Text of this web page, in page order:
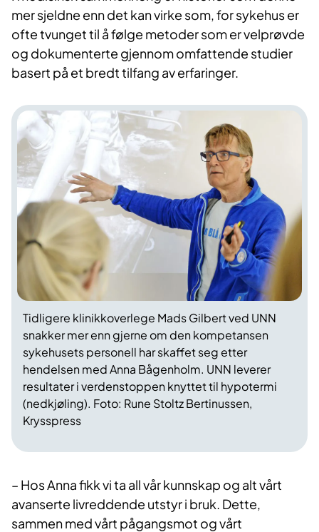
mer sjeldne enn det kan virke som, for sykehus er
ofte tvunget til å følge metoder som er velprøvde
og dokumenterte gjennom omfattende studier
basert på et bredt tilfang av erfaringer.
Tidligere klinikkoverlege Mads Gilbert ved UNN
snakker mer enn gjerne om den kompetansen
sykehusets personell har skaffet seg etter
hendelsen med Anna Bågenholm. UNN leverer
resultater i verdenstoppen knyttet til hypotermi
(nedkjøling). Foto: Rune Stoltz Bertinussen,
Krysspress
– Hos Anna fikk vi ta all vår kunnskap og alt vårt
avanserte livreddende utstyr i bruk. Dette,
sammen med vårt pågangsmot og vårt